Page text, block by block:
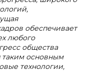
обеспечивает
любого
общества
таким основным
технологии,